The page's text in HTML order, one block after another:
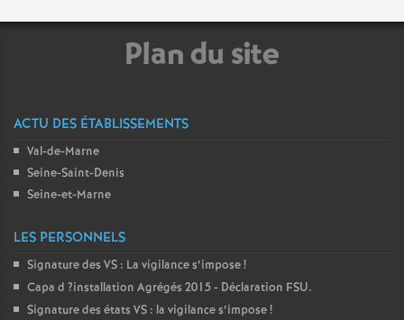
Plan du site
ACTU DES ÉTABLISSEMENTS
Val-de-Marne
Seine-Saint-Denis
Seine-et-Marne
LES PERSONNELS
Signature des VS : La vigilance s’impose!
Capa d ?installation Agrégés 2015 - Déclaration FSU.
Signature des états VS : la vigilance s’impose!